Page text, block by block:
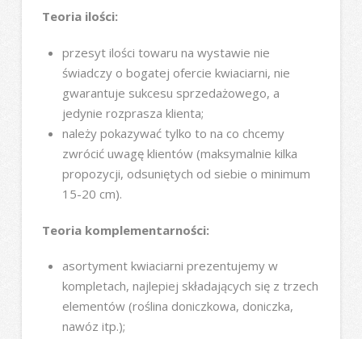
Teoria ilości:
przesyt ilości towaru na wystawie nie
świadczy o bogatej ofercie kwiaciarni, nie
gwarantuje sukcesu sprzedażowego, a
jedynie rozprasza klienta;
należy pokazywać tylko to na co chcemy
zwrócić uwagę klientów (maksymalnie kilka
propozycji, odsuniętych od siebie o minimum
15-20 cm).
Teoria komplementarności:
asortyment kwiaciarni prezentujemy w
kompletach, najlepiej składających się z trzech
elementów (roślina doniczkowa, doniczka,
nawóz itp.);